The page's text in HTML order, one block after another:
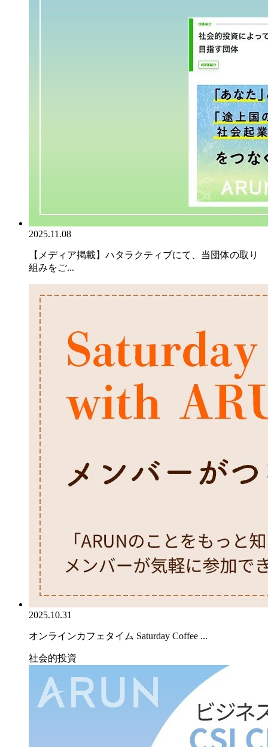
2025.11.08
【メディア掲載】ハタラクティブにて、当団体の取り
組みをご...
2025.10.31
オンラインカフェタイム Saturday Coffee ...
社会的投資